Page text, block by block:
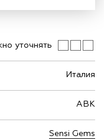
уточнять
Италия
ABK
Sensi Gems